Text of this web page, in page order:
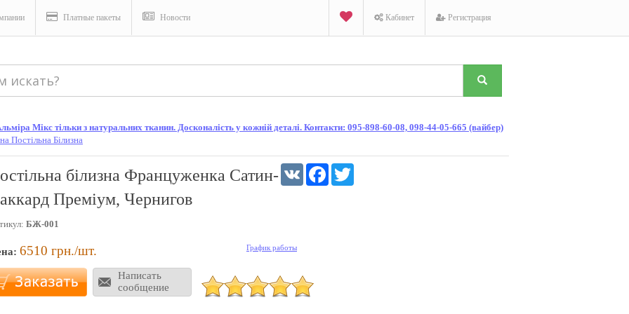
Платные пакеты Новости Кабинет Регистрация
Мікс тільки з натуральних тканин. Досконалість у кожній деталі. Контакти: 095-898-60-08, 098-44-05-665 (вайбер)
Постільна Білизна
білизна Француженка Сатин-
Преміум, Чернигов
БЖ-001
6510 грн./шт.
Написать
сообщение
График работы
VK Facebook